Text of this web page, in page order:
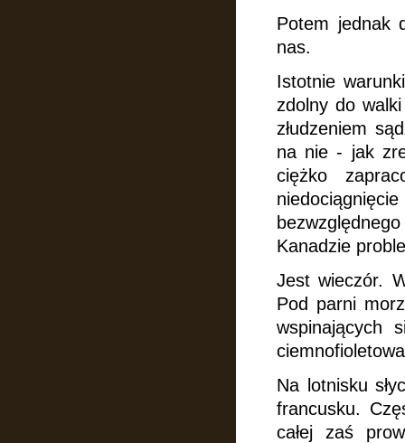
Potem jednak
nas.
Istotnie
zdolny do
złudzeniem
na nie - jak
ciężko
Kanadzie
Jest wieczór.
Pod parni
wspinających
Na lotnisku
francusku.
całej zaś